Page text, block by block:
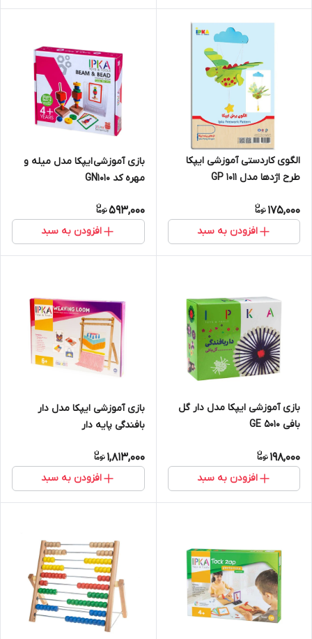
الگوی کاردستی آموزشی ایپکا
طرح اژدها مدل GP 1011
175,000
افزودن به سبد
بازی آموزشی ایپکا مدل میله و
مهره کد GN1010
593,000
افزودن به سبد
بازی آموزشی ایپکا مدل دار گل
بافی GE 5010
198,000
افزودن به سبد
بازی آموزشی ایپکا مدل دار
بافندگی پایه دار
1,813,000
افزودن به سبد